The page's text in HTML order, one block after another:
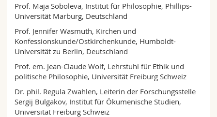
Prof. Maja Soboleva, Institut für Philosophie, Phillips-
Universität Marburg, Deutschland
Prof. Jennifer Wasmuth, Kirchen und
Konfessionskunde/Ostkirchenkunde, Humboldt-
Universität zu Berlin, Deutschland
Prof. em. Jean-Claude Wolf, Lehrstuhl für Ethik und
politische Philosophie, Universität Freiburg Schweiz
Dr. phil. Regula Zwahlen, Leiterin der Forschungsstelle
Sergij Bulgakov, Institut für Ökumenische Studien,
Universität Freiburg Schweiz